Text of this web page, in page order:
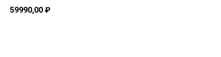
59990,00 ₽